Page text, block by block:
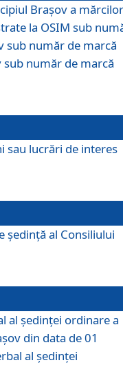
Brașov a mărcilor
la OSIM sub
sub număr de marcă
număr de marcă
sau lucrări de interes
şedinţă al Consiliului
al şedinţei ordinare a
din data de 01
al ședinței